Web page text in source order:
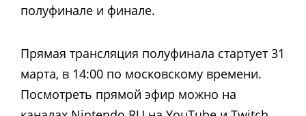
полуфинале и финале.
Прямая трансляция полуфинала стартует 31
марта, в 14:00 по московскому времени.
Посмотреть прямой эфир можно на